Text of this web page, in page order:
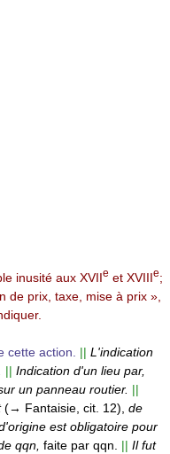
inusité aux XVIIe et XVIIIe;
de prix, taxe, mise à prix »,
cette action. || L'indication
|| Indication d'un lieu par,
un panneau routier. ||
(→ Fantaisie, cit. 12), de
est obligatoire pour
qqn, faite par qqn. || Il fut